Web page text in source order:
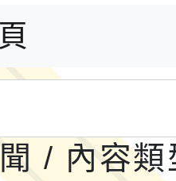
十一-2：國
習計畫」
教育部表揚
貢獻獎」實
政府交通局
，鼓勵民眾
碳存摺2.0
屆全國原住
亞洲盃暨
/ 內容類